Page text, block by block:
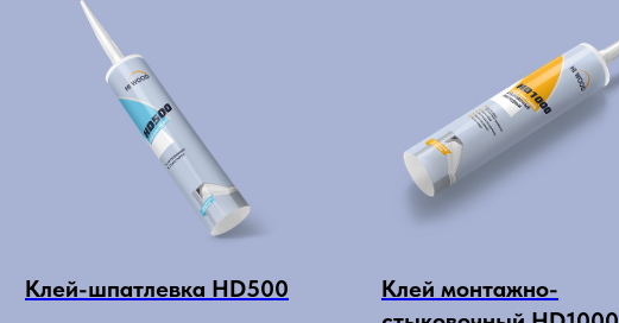
Клей-шпатлевка HD500
Клей монтажно-